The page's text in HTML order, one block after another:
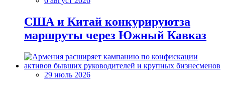
США и Китай конкурируютза
маршруты через Южный Кавказ
29 июль 2026